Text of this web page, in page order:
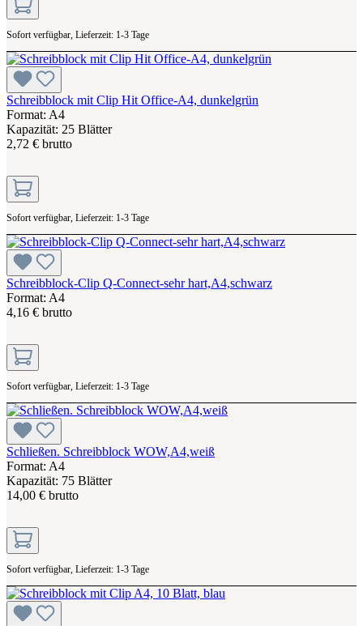
Sofort verfügbar, Lieferzeit: 1-3 Tage
Schreibblock mit Clip Hit Office-A4, dunkelgrün
Format: A4
Kapazität: 25 Blätter
2,72 € brutto
Sofort verfügbar, Lieferzeit: 1-3 Tage
Schreibblock-Clip Q-Connect-sehr hart,A4,schwarz
Format: A4
4,16 € brutto
Sofort verfügbar, Lieferzeit: 1-3 Tage
Schließen. Schreibblock WOW,A4,weiß
Format: A4
Kapazität: 75 Blätter
14,00 € brutto
Sofort verfügbar, Lieferzeit: 1-3 Tage